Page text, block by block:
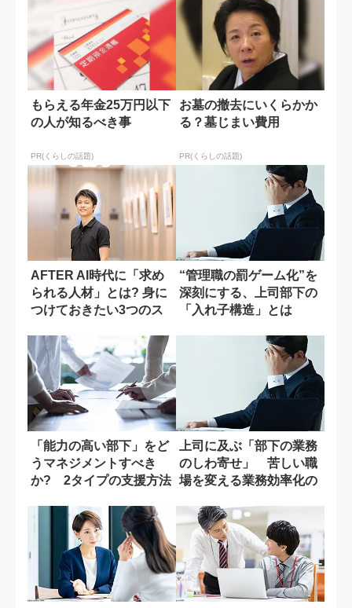
もらえる年金25万円以下
の人が知るべき事
PR(くらしの話題)
お墓の撤去にいくらかか
る？墓じまい費用
PR(くらしの話題)
AFTER AI時代に「求め
られる人材」とは? 身に
つけておきたい3つのス
“管理職の罰ゲーム化”を
深刻にする、上司部下の
「入れ子構造」とは
「能力の高い部下」をど
うマネジメントすべき
か? 2タイプの支援方法
上司に及ぶ「部下の業務
のしわ寄せ」 苦しい職
場を変える業務効率化の